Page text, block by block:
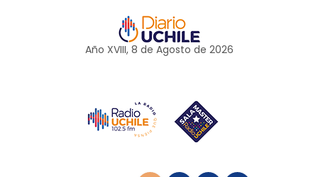
Año XVIII, 8 de Agosto de 2026